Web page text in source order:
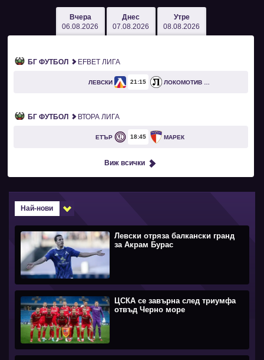
Вчера
06.08.2026
Днес
07.08.2026
Утре
08.08.2026
БГ ФУТБОЛ EFBET ЛИГА
ЛЕВСКИ 21 15
БГ ФУТБОЛ ВТОРА ЛИГА
ЕТЪР 18 45 МАРЕК
Виж всички
Най-нови
Левски отряза балкански гранд
за Акрам Бурас
ЦСКА се завърна след триумфа
отвъд Черно море